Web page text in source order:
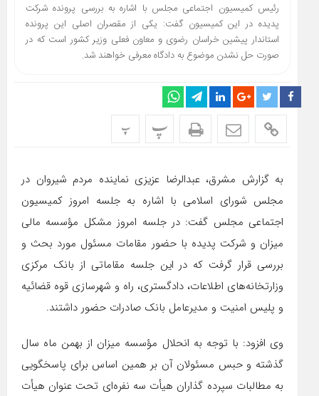
رئیس کمیسیون اجتماعی مجلس با اشاره به بررسی پرونده شرکت
پدیده در این کمیسیون گفت: یکی از مقصران اصلی این پرونده
استاندار پیشین خراسان رضوی و معاون فعلی وزیر کشور است که در
صورت حل نشدن موضوع به دادگاه معرفی خواهند شد.
پ پ
به گزارش مشرق، عبدالرضا عزیزی نماینده مردم شیروان در
مجلس شورای اسلامی با اشاره به جلسه امروز کمیسیون
اجتماعی مجلس گفت: در جلسه امروز مشکل مؤسسه مالی
میزان و شرکت پدیده با حضور مقامات مسئول مورد بحث و
بررسی قرار گرفت که در این جلسه مقاماتی از بانک مرکزی
وزارتخانه‌های اطلاعات، دادگستری، راه و شهرسازی قوه قضائیه
و پلیس امنیت و مدیرعامل بانک صادرات حضور داشتند.
وی افزود: با توجه به انحلال مؤسسه میزان از بهمن ماه سال
گذشته و حبس مسئولان آن بر همین اساس برای پاسخگویی
به مطالبات سپرده گذاران هیأت سه نفره‌ای تحت عنوان هیأت